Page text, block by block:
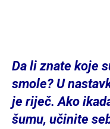
Da li znate koje
smole? U
je riječ. Ako
šumu, učinite